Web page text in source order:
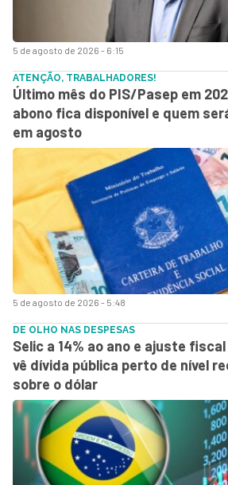
5 de agosto de 2026 - 6:15
5 de agosto de 2026 - 5:48
ATENÇÃO, TRABALHADORES!
Último mês do PIS/Pasep em
abono fica disponível e quem
em agosto
DE OLHO NAS DESPESAS
Selic a 14% ao ano e ajuste
vê dívida pública perto de nível
sobre o dólar